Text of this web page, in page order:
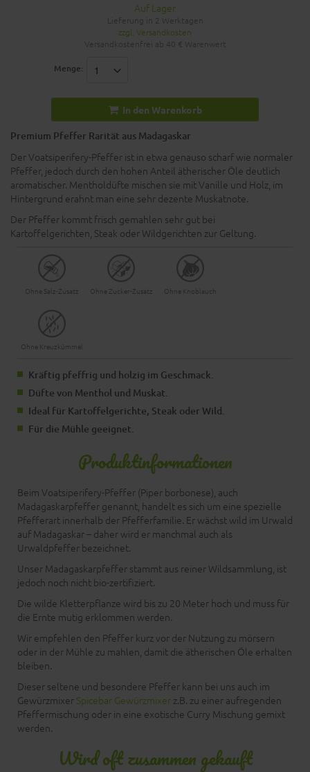
Auf Lager
Lieferung in 2 Werktagen
zzgl. Versandkosten
Versandkostenfrei ab 40 € Warenwert
Menge:
In den Warenkorb
Premium Pfeffer Rarität aus Madagaskar
Der Voatsiperifery-Pfeffer ist in etwa genauso scharf wie normaler
Pfeffer, jedoch durch den hohen Anteil ätherischer Öle deutlich
aromatischer. Mentholdüfte mischen sie mit Vanille und Holz, im
Hintergrund erahnt man eine sehr dezente Muskatnote.
Der Pfeffer kommt frisch gemahlen sehr gut bei
Kartoffelgerichten, Steak oder Wildgerichten zur Geltung.
Ohne Salz-Zusatz Ohne Zucker-Zusatz Ohne Knoblauch
Ohne Kreuzkümmel
Kräftig pfeffrig und holzig im Geschmack.
Düfte von Menthol und Muskat.
Ideal für Kartoffelgerichte, Steak oder Wild.
Für die Mühle geeignet.
Produktinformationen
Beim Voatsiperifery-Pfeffer (Piper borbonese), auch
Madagaskarpfeffer genannt, handelt es sich um eine spezielle
Pfefferart innerhalb der Pfefferfamilie. Er wächst wild im Urwald
auf Madagaskar – daher wird er manchmal auch als
Urwaldpfeffer bezeichnet.
Unser Madagaskarpfeffer stammt aus reiner Wildsammlung, ist
jedoch noch nicht bio-zertifiziert.
Die wilde Kletterpflanze wird bis zu 20 Meter hoch und muss für
die Ernte mutig erklommen werden.
Wir empfehlen den Pfeffer kurz vor der Nutzung zu mörsern
oder in der Mühle zu mahlen, damit die ätherischen Öle erhalten
bleiben.
Dieser seltene und besondere Pfeffer kann bei uns auch im
Gewürzmixer Spicebar Gewürzmixer z.B. zu einer aufregenden
Pfeffermischung oder in eine exotische Curry Mischung gemixt
werden.
Wird oft zusammen gekauft